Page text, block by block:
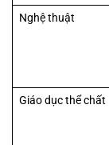
Nghệ thuật
Giáo dục thể chất